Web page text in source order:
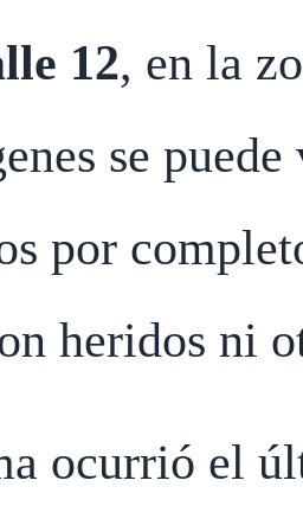
12, en la
se
por
heridos ni
ocurrió el